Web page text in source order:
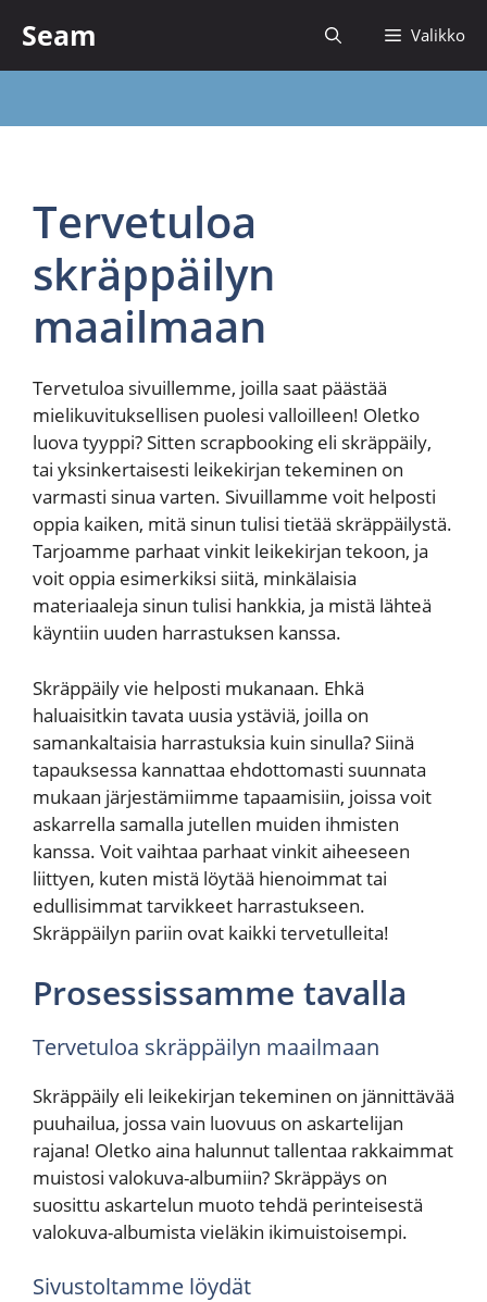
sisältöön
Seam Valikko
Tervetuloa
skräppäilyn
maailmaan
Tervetuloa sivuillemme, joilla saat päästää
mielikuvituksellisen puolesi valloilleen! Oletko
luova tyyppi? Sitten scrapbooking eli skräppäily,
tai yksinkertaisesti leikekirjan tekeminen on
varmasti sinua varten. Sivuillamme voit helposti
oppia kaiken, mitä sinun tulisi tietää skräppäilystä.
Tarjoamme parhaat vinkit leikekirjan tekoon, ja
voit oppia esimerkiksi siitä, minkälaisia
materiaaleja sinun tulisi hankkia, ja mistä lähteä
käyntiin uuden harrastuksen kanssa.
Skräppäily vie helposti mukanaan. Ehkä
haluaisitkin tavata uusia ystäviä, joilla on
samankaltaisia harrastuksia kuin sinulla? Siinä
tapauksessa kannattaa ehdottomasti suunnata
mukaan järjestämiimme tapaamisiin, joissa voit
askarrella samalla jutellen muiden ihmisten
kanssa. Voit vaihtaa parhaat vinkit aiheeseen
liittyen, kuten mistä löytää hienoimmat tai
edullisimmat tarvikkeet harrastukseen.
Skräppäilyn pariin ovat kaikki tervetulleita!
Prosessissamme tavalla
Tervetuloa skräppäilyn maailmaan
Skräppäily eli leikekirjan tekeminen on jännittävää
puuhailua, jossa vain luovuus on askartelijan
rajana! Oletko aina halunnut tallentaa rakkaimmat
muistosi valokuva-albumiin? Skräppäys on
suosittu askartelun muoto tehdä perinteisestä
valokuva-albumista vieläkin ikimuistoisempi.
Sivustoltamme löydät